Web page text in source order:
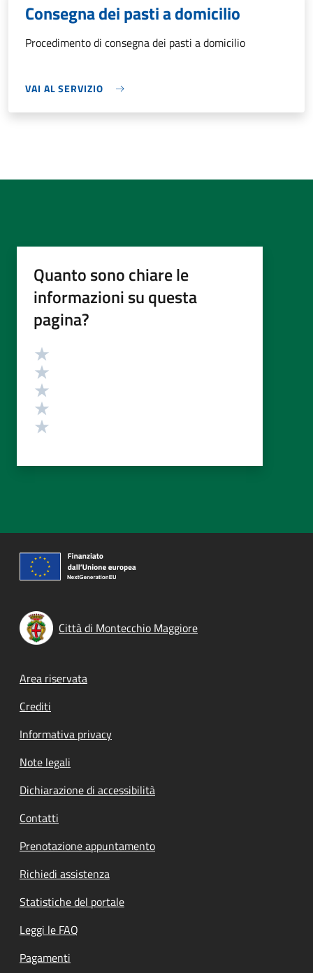
Consegna dei pasti a domicilio
Procedimento di consegna dei pasti a domicilio
VAI AL SERVIZIO
Quanto sono chiare le
informazioni su questa
pagina?
Valutazione
Città di Montecchio Maggiore
Footer menu
Area riservata
Crediti
Informativa privacy
Note legali
Dichiarazione di accessibilità
Contatti
Prenotazione appuntamento
Richiedi assistenza
Statistiche del portale
Leggi le FAQ
Pagamenti